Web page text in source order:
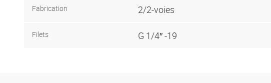
Fabrication 2/2-voies
Filets G 1/4″ -19